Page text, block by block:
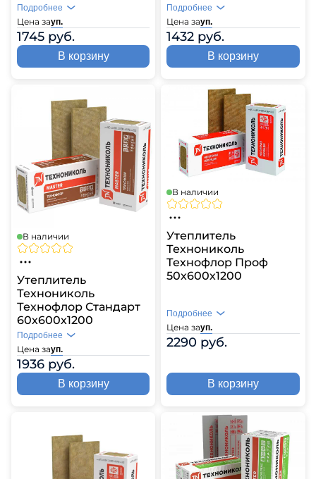
Цена зауп.
1745 руб.
Подробнее
В корзину
Цена зауп.
1432 руб.
Подробнее
В корзину
В наличии
Утеплитель
Технониколь
Технофлор Стандарт
60х600х1200
Цена зауп.
1936 руб.
Подробнее
В корзину
В наличии
Утеплитель
Технониколь
Технофлор Проф
50х600х1200
Цена зауп.
2290 руб.
Подробнее
В корзину